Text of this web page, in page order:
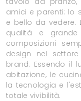
amici e parenti: lo
e bello da vedere.
qualità e
composizioni
design nel
brand. Essendo il
abitazione, le
la tecnologia e
totale vivibilità.